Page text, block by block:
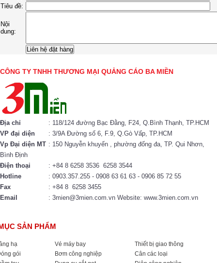
Tiêu đề:
Nội
dung:
CÔNG TY TNHH THƯƠNG MẠI QUẢNG CÁO BA MIỀN
Địa chỉ
: 118/124 đường Bạc Đằng, F24, Q.Bình Thạnh, TP.HCM
VP đại diện
: 3/9A Đường số 6, F.9, Q.Gò Vấp, TP.HCM
Vp Đại diện MT : 150 Nguyễn khuyến , phường đống đa, TP. Qui Nhơn,
Bình Định
Điện thoại
: +84 8 6258 3536 6258 3544
Hotline
: 0903.357.255 - 0908 63 61 63 - 0906 85 72 55
Fax
: +84 8 6258 3455
Email
: 3mien@3mien.com.vn Website: www.3mien.com.vn
SẢN PHẨM
hạ Vé máy bay
Thiết bị giao thông
gói
Bơm công nghiệp
Cân các loại